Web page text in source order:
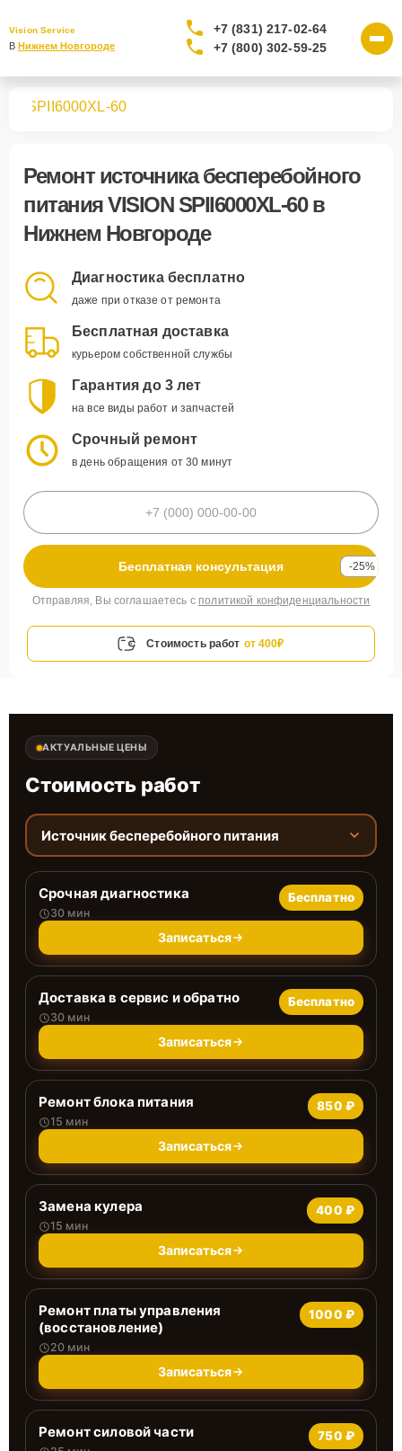
Vision Service
В Нижнем Новгороде
+7 (831) 217-02-64
+7 (800) 302-59-25
SPII6000XL-60
Ремонт источника бесперебойного
питания VISION SPII6000XL-60в
Нижнем Новгороде
Диагностика бесплатно
даже при отказе от ремонта
Бесплатная доставка
курьером собственной службы
Гарантия до 3 лет
на все виды работ и запчастей
Срочный ремонт
в день обращения от 30 минут
Бесплатная консультация -25%
Отправляя, Вы соглашаетесь с политикой конфиденциальности
Стоимость работ от 400₽
АКТУАЛЬНЫЕ ЦЕНЫ
Стоимость работ
Источник бесперебойного питания
Срочная диагностика
30 мин
Бесплатно
Записаться
Доставка в сервис и обратно
30 мин
Бесплатно
Записаться
Ремонт блока питания
15 мин
850 ₽
Записаться
Замена кулера
15 мин
400 ₽
Записаться
Ремонт платы управления
(восстановление)
20 мин
1000 ₽
Записаться
Ремонт силовой части 750 ₽